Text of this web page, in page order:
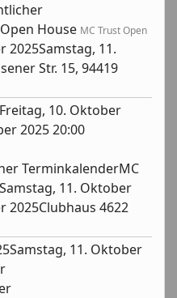
House MC Trust Open
2025Samstag, 11.
Str. 15, 94419
10. Oktober
2025 20:00
TerminkalenderMC
Samstag, 11. Oktober
2025Clubhaus 4622
11. Oktober